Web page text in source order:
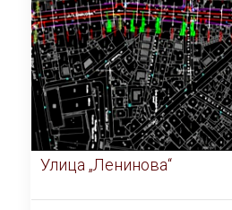
Улица „Ленинова“